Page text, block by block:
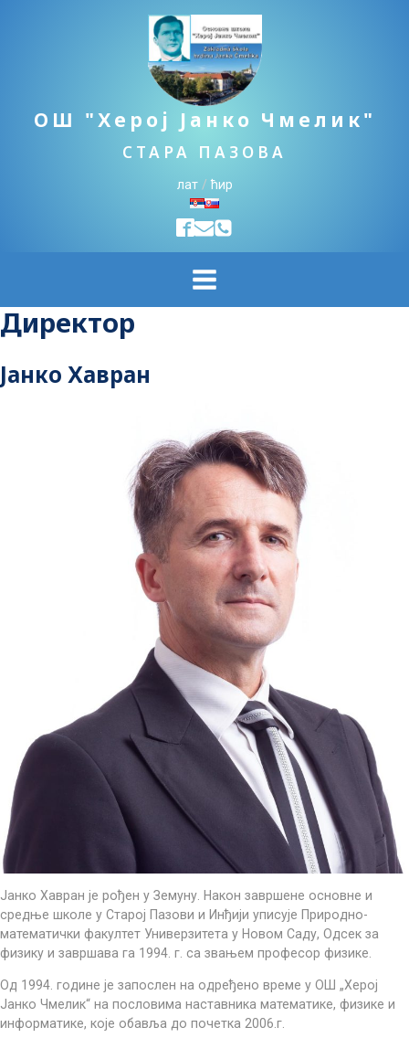
ОШ "Херој Јанко Чмелик"
СТАРА ПАЗОВА
лат/ћир
Директор
Јанко Хавран
Јанко Хавран је рођен у Земуну. Након завршене основне и
средње школе у Старој Пазови и Инђији уписује Природно-
математички факултет Универзитета у Новом Саду, Одсек за
физику и завршава га 1994. г. са звањем професор физике.
Од 1994. године је запослен на одређено време у ОШ „Херој
Јанко Чмелик“ на пословима наставника математике, физике и
информатике, које обавља до почетка 2006.г.